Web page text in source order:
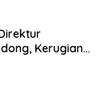
Kerugian